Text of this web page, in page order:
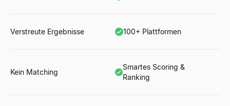
Verstreute Ergebnisse 100+ Plattformen
Kein Matching
Smartes Scoring &
Ranking